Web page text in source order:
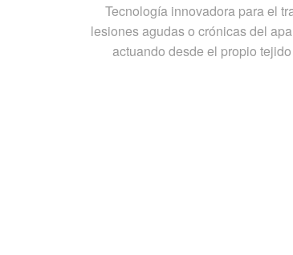
Tecnología innovadora para el
lesiones agudas o crónicas del
actuando desde el propio